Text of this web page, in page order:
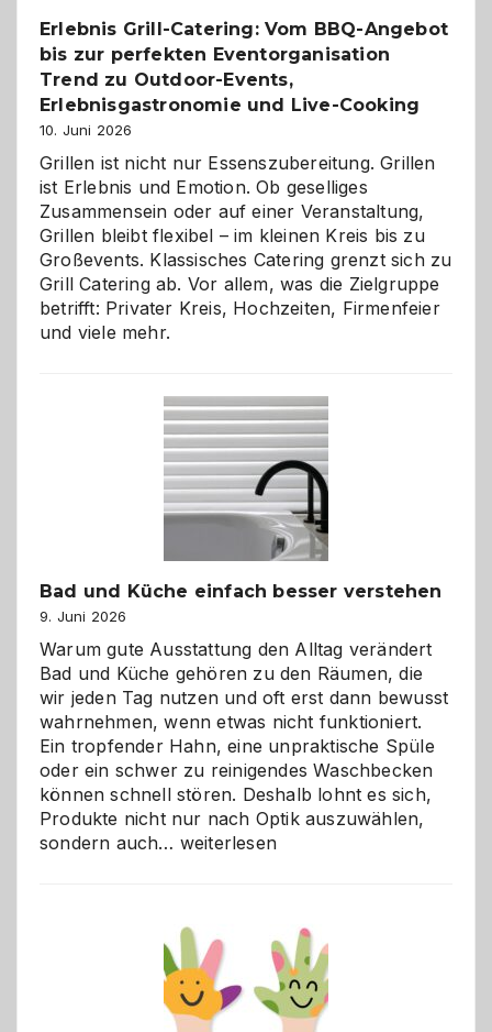
Erlebnis Grill-Catering: Vom BBQ-Angebot
bis zur perfekten Eventorganisation
Trend zu Outdoor-Events,
Erlebnisgastronomie und Live-Cooking
10. Juni 2026
Grillen ist nicht nur Essenszubereitung. Grillen
ist Erlebnis und Emotion. Ob geselliges
Zusammensein oder auf einer Veranstaltung,
Grillen bleibt flexibel – im kleinen Kreis bis zu
Großevents. Klassisches Catering grenzt sich zu
Grill Catering ab. Vor allem, was die Zielgruppe
betrifft: Privater Kreis, Hochzeiten, Firmenfeier
und viele mehr.
Bad und Küche einfach besser verstehen
9. Juni 2026
Warum gute Ausstattung den Alltag verändert
Bad und Küche gehören zu den Räumen, die
wir jeden Tag nutzen und oft erst dann bewusst
wahrnehmen, wenn etwas nicht funktioniert.
Ein tropfender Hahn, eine unpraktische Spüle
oder ein schwer zu reinigendes Waschbecken
können schnell stören. Deshalb lohnt es sich,
Produkte nicht nur nach Optik auszuwählen,
sondern auch… Bad
besser
verstehen
weiterlesen